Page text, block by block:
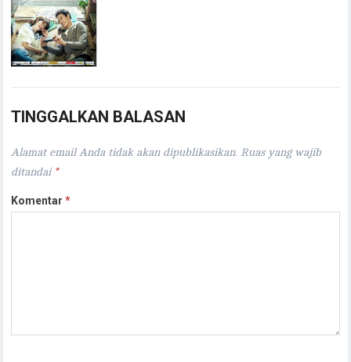
TINGGALKAN BALASAN
Alamat email Anda tidak akan dipublikasikan. Ruas yang wajib
ditandai *
Komentar*